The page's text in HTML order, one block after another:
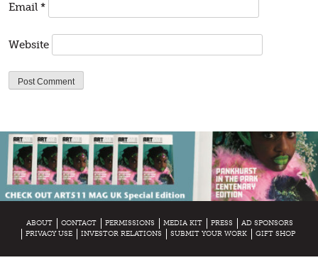
Email *
Website
ABOUT CONTACT PERMISSIONS MEDIA KIT PRESS
AD SPONSORS
PRIVACY USE
INVESTOR RELATIONS SUBMIT YOUR WORK GIFT SHOP